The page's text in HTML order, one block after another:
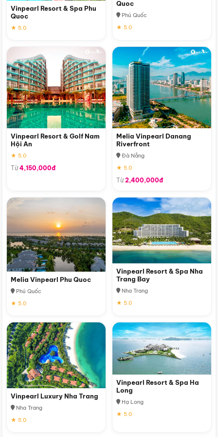
Vinpearl Resort & Spa Phu
Quoc
★ 5.0
Quoc
Phú Quốc
★ 5.0
Vinpearl Resort & Golf Nam
Hội An
★ 5.0
Từ4,150,000đ
Melia Vinpearl Danang
Riverfront
Đà Nẵng
★ 5.0
Từ2,400,000đ
Melia Vinpearl Phu Quoc
Phú Quốc
★ 5.0
Vinpearl Resort & Spa Nha
Trang Bay
Nha Trang
★ 5.0
Vinpearl Luxury Nha Trang
Nha Trang
★ 5.0
Vinpearl Resort & Spa Ha
Long
Hạ Long
★ 5.0